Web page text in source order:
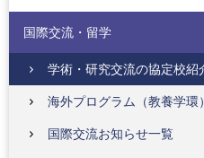
地域連携活動（コンピュー
地域連携活動（応用生物学
地域連携活動（デザイン学
プロジェクションマッピン
国際交流・留学
学術・研究交流の協定校紹
海外プログラム（教養学環）
国際交流お知らせ一覧